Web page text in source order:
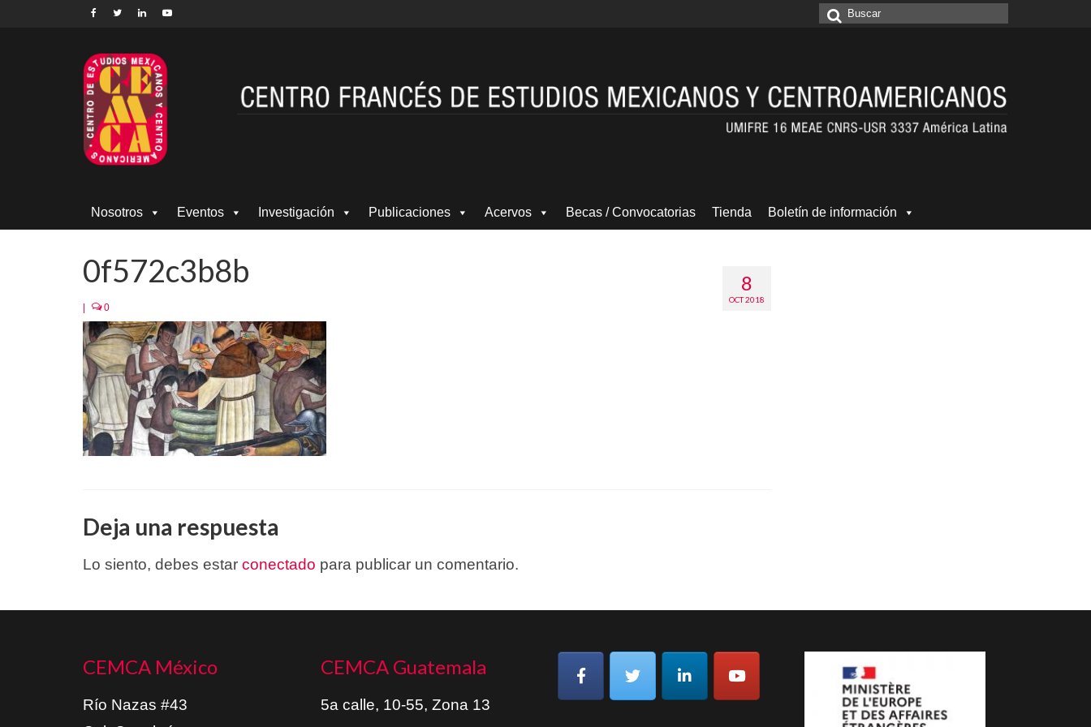
Buscar
Nosotros Eventos Investigación Publicaciones Acervos Becas / Convocatorias Tienda Boletín de información
8
OCT 2018
0f572c3b8b
| 0
Deja una respuesta
Lo siento, debes estar conectado para publicar un comentario.
CEMCA México
Río Nazas #43
CEMCA Guatemala
5a calle, 10-55, Zona 13